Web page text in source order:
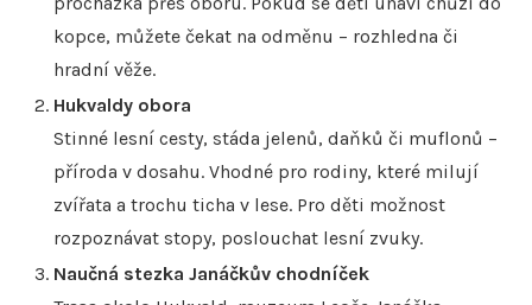
kopce, můžete čekat na odměnu – rozhledna či
hradní věže.
Hukvaldy obora
Stinné lesní cesty, stáda jelenů, daňků či muflonů –
příroda v dosahu. Vhodné pro rodiny, které milují
zvířata a trochu ticha v lese. Pro děti možnost
rozpoznávat stopy, poslouchat lesní zvuky.
Naučná stezka Janáčkův chodníček